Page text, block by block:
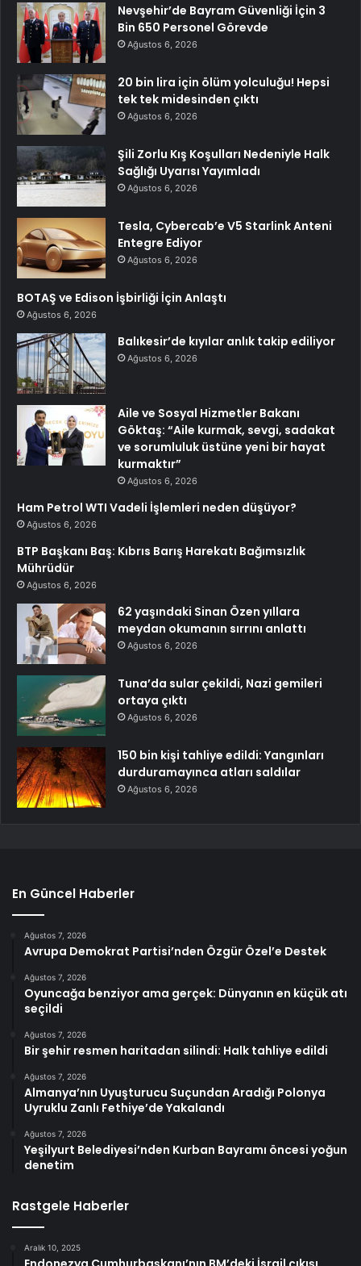
Nevşehir’de Bayram Güvenliği İçin 3
Bin 650 Personel Görevde
Ağustos 6, 2026
20 bin lira için ölüm yolculuğu! Hepsi
tek tek midesinden çıktı
Ağustos 6, 2026
Şili Zorlu Kış Koşulları Nedeniyle Halk
Sağlığı Uyarısı Yayımladı
Ağustos 6, 2026
Tesla, Cybercab’e V5 Starlink Anteni
Entegre Ediyor
Ağustos 6, 2026
BOTAŞ ve Edison İşbirliği İçin Anlaştı
Ağustos 6, 2026
Balıkesir’de kıyılar anlık takip ediliyor
Ağustos 6, 2026
Aile ve Sosyal Hizmetler Bakanı
Göktaş: “Aile kurmak, sevgi, sadakat
ve sorumluluk üstüne yeni bir hayat
kurmaktır”
Ağustos 6, 2026
Ham Petrol WTI Vadeli İşlemleri neden düşüyor?
Ağustos 6, 2026
BTP Başkanı Baş: Kıbrıs Barış Harekatı Bağımsızlık
Mührüdür
Ağustos 6, 2026
62 yaşındaki Sinan Özen yıllara
meydan okumanın sırrını anlattı
Ağustos 6, 2026
Tuna’da sular çekildi, Nazi gemileri
ortaya çıktı
Ağustos 6, 2026
150 bin kişi tahliye edildi: Yangınları
durduramayınca atları saldılar
Ağustos 6, 2026
En Güncel Haberler
Ağustos 7, 2026
Avrupa Demokrat Partisi’nden Özgür Özel’e Destek
Ağustos 7, 2026
Oyuncağa benziyor ama gerçek: Dünyanın en küçük atı
seçildi
Ağustos 7, 2026
Bir şehir resmen haritadan silindi: Halk tahliye edildi
Ağustos 7, 2026
Almanya’nın Uyuşturucu Suçundan Aradığı Polonya
Uyruklu Zanlı Fethiye’de Yakalandı
Ağustos 7, 2026
Yeşilyurt Belediyesi’nden Kurban Bayramı öncesi yoğun
denetim
Rastgele Haberler
Aralık 10, 2025